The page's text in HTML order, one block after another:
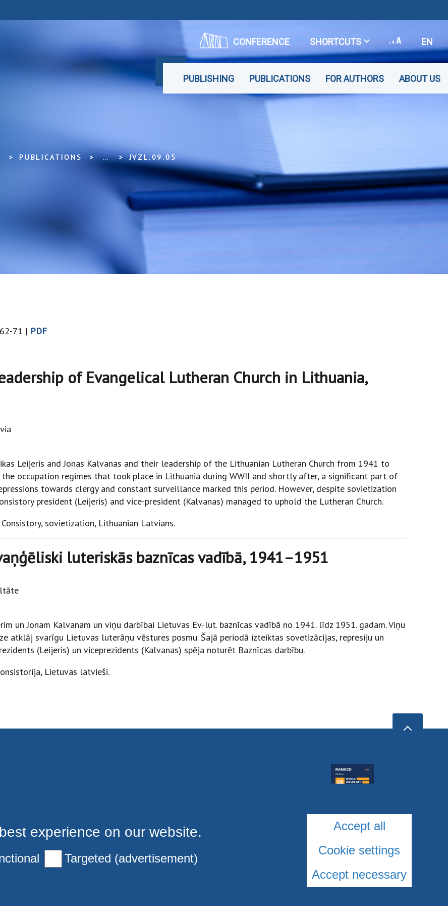
CONFERENCE SHORTCUTS EN
PUBLISHING PUBLICATIONS FOR AUTHORS ABOUT US
PUBLICATIONS ... JVZL.09.05
71 | PDF
of Evangelical Lutheran Church in Lithuania,
Leijeris and Jonas Kalvanas and their leadership of the Lithuanian Lutheran Church from 1941 to
occupation regimes that took place in Lithuania during WWII and shortly after, a significant part of
towards clergy and constant surveillance marked this period. However, despite sovietization
president (Leijeris) and vice-president (Kalvanas) managed to uphold the Lutheran Church.
sovietization, Lithuanian Latvians.
luteriskās baznīcas vadībā, 1941–1951
un Jonam Kalvanam un viņu darbībai Lietuvas Ev.-lut. baznīcas vadībā no 1941. līdz 1951. gadam. Viņu
atklāj svarīgu Lietuvas luterāņu vēstures posmu. Šajā periodā izteiktas sovetizācijas, represiju un
(Leijeris) un viceprezidents (Kalvanas) spēja noturēt Baznīcas darbību.
Lietuvas latvieši.
experience on our website.
Targeted (advertisement)
Accept all
Cookie settings
Accept necessary